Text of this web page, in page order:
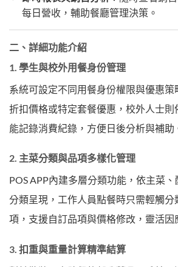
每日營收，輔助餐廳管理決策。
二、詳細功能介紹
1. 學生與校外用餐身份管理
系統可設定不同用餐身份權限與優惠
折扣價格或特定套餐優惠，校外人士則
能記錄消費紀錄，方便日後分析與補助
2. 主菜分類與品項多樣化管理
POS APP內建多層分類功能，依主菜
分類呈現，工作人員點餐時只需輕觸分
項，支援自訂品項與價格修改，靈活因
3. 扣重與重量計算精準結算